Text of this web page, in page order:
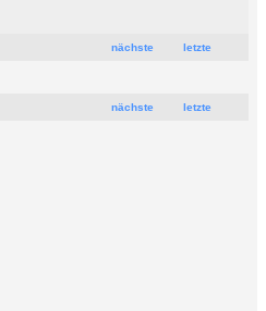
nächste letzte
nächste letzte